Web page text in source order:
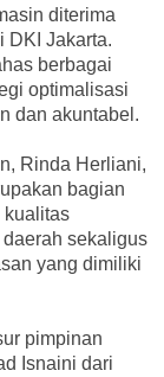
diterima
DKI Jakarta.
berbagai
optimalisasi
dan akuntabel.
Rinda Herliani,
bagian
kualitas
sekaligus
yang dimiliki
pimpinan
Isnaini dari